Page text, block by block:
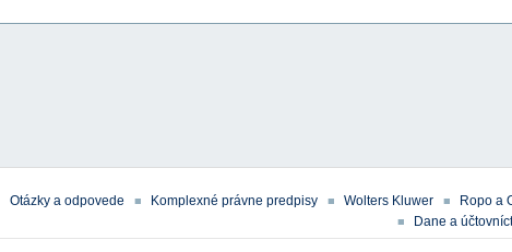
Otázky a odpovede Komplexné právne predpisy Wolters Kluwer Ropo a
Dane a